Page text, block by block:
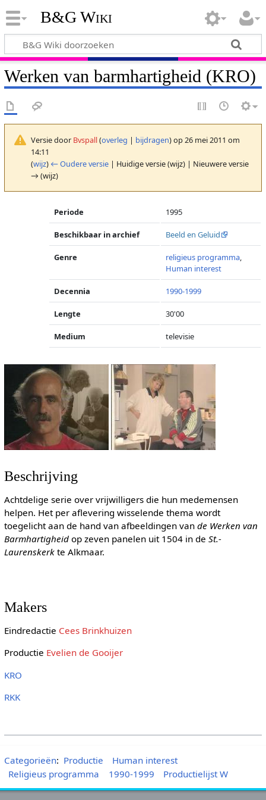
B&G Wiki
Werken van barmhartigheid (KRO)
Versie door Bvspall(overleg | bijdragen)op 26 mei 2011 om
14:11
(wijz) ← Oudere versie| Huidige versie (wijz) | Nieuwere versie
→ (wijz)
Periode 1995
Beschikbaar in archief Beeld en Geluid
Genre religieus programma,
Human interest
Decennia 1990-1999
Lengte 30'00
Medium televisie
Beschrijving
Achtdelige serie over vrijwilligers die hun medemensen
helpen. Het per aflevering wisselende thema wordt
toegelicht aan de hand van afbeeldingen van de Werken van
Barmhartigheidop zeven panelen uit 1504 in de St.-
Laurenskerkte Alkmaar.
Makers
Eindredactie Cees Brinkhuizen
Productie Evelien de Gooijer
KRO
RKK
Categorieën: Productie
Human interest
Religieus programma
1990-1999 Productielijst W